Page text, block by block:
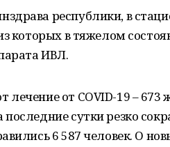
республики, в
которых в тяжелом
ИВЛ.
от COVID-19 – 673
сутки резко
6 587 человек. О